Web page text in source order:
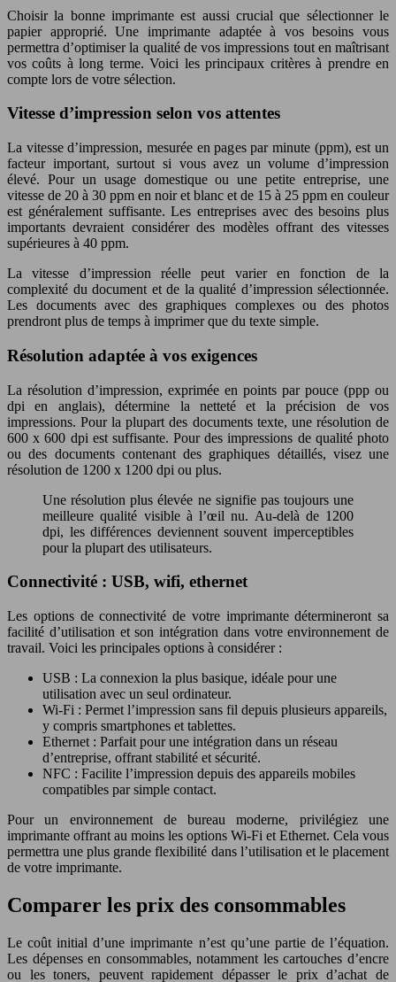
Choisir la bonne imprimante est aussi crucial que sélectionner le
papier approprié. Une imprimante adaptée à vos besoins vous
permettra d’optimiser la qualité de vos impressions tout en maîtrisant
vos coûts à long terme. Voici les principaux critères à prendre en
compte lors de votre sélection.
Vitesse d’impression selon vos attentes
La vitesse d’impression, mesurée en pages par minute (ppm), est un
facteur important, surtout si vous avez un volume d’impression
élevé. Pour un usage domestique ou une petite entreprise, une
vitesse de 20 à 30 ppm en noir et blanc et de 15 à 25 ppm en couleur
est généralement suffisante. Les entreprises avec des besoins plus
importants devraient considérer des modèles offrant des vitesses
supérieures à 40 ppm.
La vitesse d’impression réelle peut varier en fonction de la
complexité du document et de la qualité d’impression sélectionnée.
Les documents avec des graphiques complexes ou des photos
prendront plus de temps à imprimer que du texte simple.
Résolution adaptée à vos exigences
La résolution d’impression, exprimée en points par pouce (ppp ou
dpi en anglais), détermine la netteté et la précision de vos
impressions. Pour la plupart des documents texte, une résolution de
600 x 600 dpi est suffisante. Pour des impressions de qualité photo
ou des documents contenant des graphiques détaillés, visez une
résolution de 1200 x 1200 dpi ou plus.
Une résolution plus élevée ne signifie pas toujours une
meilleure qualité visible à l’œil nu. Au-delà de 1200
dpi, les différences deviennent souvent imperceptibles
pour la plupart des utilisateurs.
Connectivité : USB, wifi, ethernet
Les options de connectivité de votre imprimante détermineront sa
facilité d’utilisation et son intégration dans votre environnement de
travail. Voici les principales options à considérer :
USB : La connexion la plus basique, idéale pour une
utilisation avec un seul ordinateur.
Wi-Fi : Permet l’impression sans fil depuis plusieurs appareils,
y compris smartphones et tablettes.
Ethernet : Parfait pour une intégration dans un réseau
d’entreprise, offrant stabilité et sécurité.
NFC : Facilite l’impression depuis des appareils mobiles
compatibles par simple contact.
Pour un environnement de bureau moderne, privilégiez une
imprimante offrant au moins les options Wi-Fi et Ethernet. Cela vous
permettra une plus grande flexibilité dans l’utilisation et le placement
de votre imprimante.
Comparer les prix des consommables
Le coût initial d’une imprimante n’est qu’une partie de l’équation.
Les dépenses en consommables, notamment les cartouches d’encre
ou les toners, peuvent rapidement dépasser le prix d’achat de